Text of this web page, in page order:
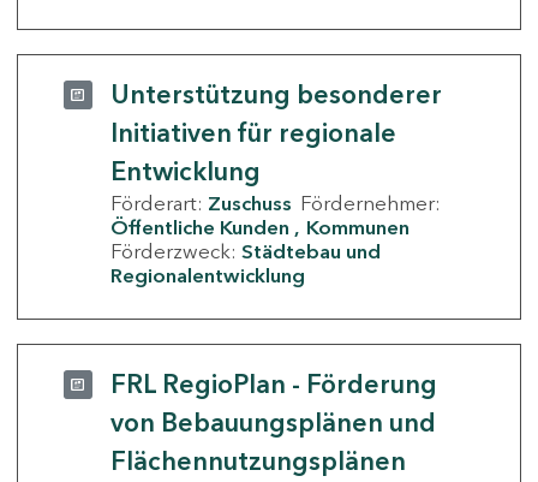
Unterstützung besonderer
Initiativen für regionale
Entwicklung
Förderart: Zuschuss Fördernehmer:
Öffentliche Kunden
Kommunen
Förderzweck: Städtebau und
Regionalentwicklung
FRL RegioPlan - Förderung
von Bebauungsplänen und
Flächennutzungsplänen